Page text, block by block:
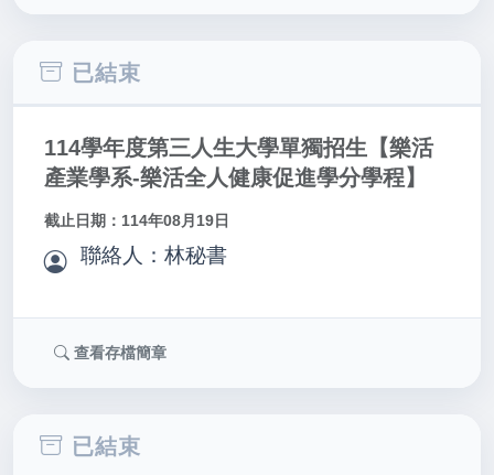
已結束
114學年度第三人生大學單獨招生【樂活
產業學系-樂活全人健康促進學分學程】
截止日期：114年08月19日
聯絡人：林秘書
查看存檔簡章
已結束